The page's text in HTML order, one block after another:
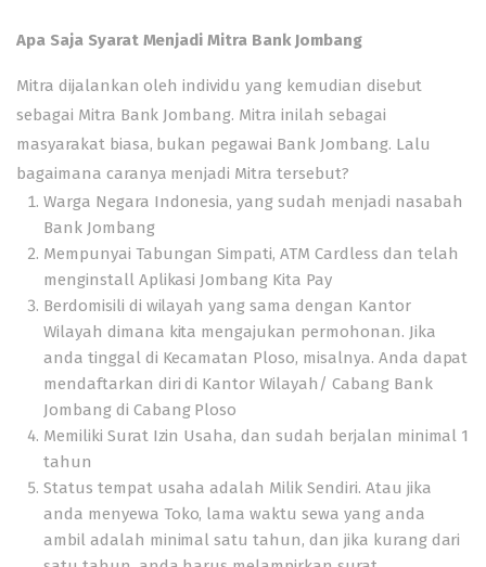
Apa Saja Syarat Menjadi Mitra Bank Jombang
Mitra dijalankan oleh individu yang kemudian disebut
sebagai Mitra Bank Jombang. Mitra inilah sebagai
masyarakat biasa, bukan pegawai Bank Jombang. Lalu
bagaimana caranya menjadi Mitra tersebut?
Warga Negara Indonesia, yang sudah menjadi nasabah
Bank Jombang
Mempunyai Tabungan Simpati, ATM Cardless dan telah
menginstall Aplikasi Jombang Kita Pay
Berdomisili di wilayah yang sama dengan Kantor
Wilayah dimana kita mengajukan permohonan. Jika
anda tinggal di Kecamatan Ploso, misalnya. Anda dapat
mendaftarkan diri di Kantor Wilayah/ Cabang Bank
Jombang di Cabang Ploso
Memiliki Surat Izin Usaha, dan sudah berjalan minimal 1
tahun
Status tempat usaha adalah Milik Sendiri. Atau jika
anda menyewa Toko, lama waktu sewa yang anda
ambil adalah minimal satu tahun, dan jika kurang dari